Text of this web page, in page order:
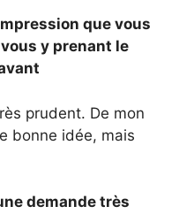
que vous
y prenant le
prudent. De mon
bonne idée, mais
demande très